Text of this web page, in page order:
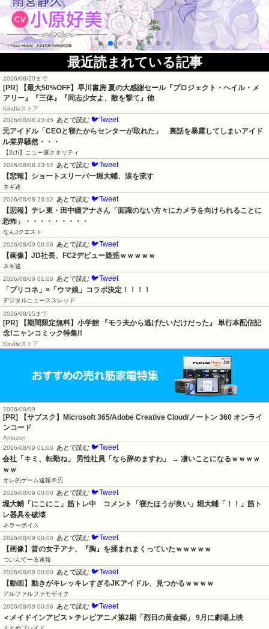
最近読まれている記事
2026/08/20まで
[PR]
【最大50%OFF】早川書房 夏の大感謝セール『プロジェクト・ヘイル・メ
アリー』『三体』『同志少女よ、敵を撃て』他
Kindleストア
2026/08/08 23:45
あとで読む 🐦Tweet
元アイドル「CEOと寝たからセンターが取れた」　裏話を暴露してしまいアイド
ル業界騒然・・・
【2ch】ニュー速クオリティ
2026/08/08 23:12
あとで読む 🐦Tweet
【悲報】ショートスリーパー堀大輔、涙を流す
ネギ速
2026/08/08 23:12
あとで読む 🐦Tweet
【悲報】テレ東・田中瞳アナさん「面識のない方々にカメラを向けられることに
恐怖」・・・・・・・・・
なんJクエスト
2026/08/09 00:06
あとで読む 🐦Tweet
【画像】JD社長、FC2デビュー疑惑ｗｗｗｗｗ
ネギ速
2026/08/09 01:00
あとで読む 🐦Tweet
「プリコネ」×「ウマ娘」コラボ決定！！！！
デジタルニューススレッド
2026/08/15まで
[PR] 【期間限定無料】小学館 『モラ夫から逃げたいだけだった』 単行本配信記
念!ニャンコミック特集!!
Kindleストア
2026/08/09
[PR] 【サブスク】Microsoft 365/Adobe Creative Cloud/ノートン 360 オンライ
ンコード
Amazon
2026/08/09 01:00
あとで読む 🐦Tweet
会社「キミ、転勤ね」 男性社員「なら辞めますわ」 → 凄いことになるｗｗｗｗ
ｗｗ
オレ的ゲーム速報＠刃
2026/08/09 00:00
あとで読む 🐦Tweet
堀大輔「にこにこ」筋トレ中　コメント「寝たほうが良い」堀大輔「！！」筋ト
レ器具を破壊
ネラーボイス
2026/08/09 00:00
あとで読む 🐦Tweet
【画像】昔の女子アナ、『胸』を揉まれまくっていたｗｗｗｗｗ
ついんてーる速報
2026/08/09 00:00
あとで読む 🐦Tweet
【動画】動きがキレッキレすぎるJKアイドル、見つかるｗｗｗｗ
アルファルファモザイク
2026/08/09 00:06
あとで読む 🐦Tweet
＜メイドインアビス＞テレビアニメ第2期「烈日の黄金郷」 9月に劇場上映